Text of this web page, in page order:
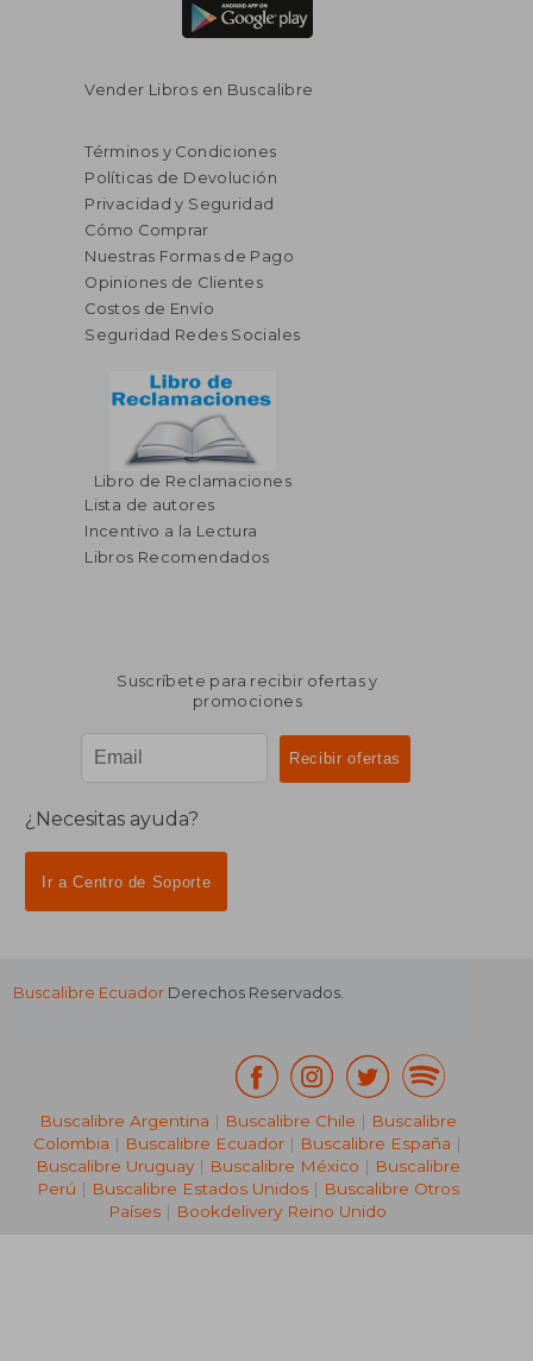
dcto.
$ 52.11
$ 28.66
Vender Libros en Buscalibre
Términos y Condiciones
Políticas de Devolución
Privacidad y Seguridad
Cómo Comprar
Nuestras Formas de Pago
Opiniones de Clientes
Costos de Envío
Seguridad Redes Sociales
Libro de Reclamaciones
Lista de autores
Incentivo a la Lectura
Libros Recomendados
Suscríbete para recibir ofertas y
promociones
¿Necesitas ayuda?
Ir a Centro de Soporte
Buscalibre Ecuador Derechos Reservados.
Buscalibre Argentina | Buscalibre Chile | Buscalibre
Colombia | Buscalibre Ecuador | Buscalibre España |
Buscalibre Uruguay| Buscalibre México | Buscalibre
Perú | Buscalibre Estados Unidos| Buscalibre Otros
Países | Bookdelivery Reino Unido